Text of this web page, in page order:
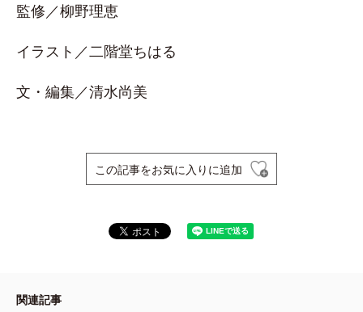
監修／柳野理恵
イラスト／二階堂ちはる
文・編集／清水尚美
この記事をお気に入りに追加
関連記事